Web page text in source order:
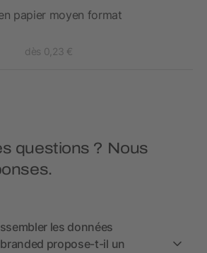
papier moyen format
dès 0,23 €
questions ? Nous
les données
propose-t-il un